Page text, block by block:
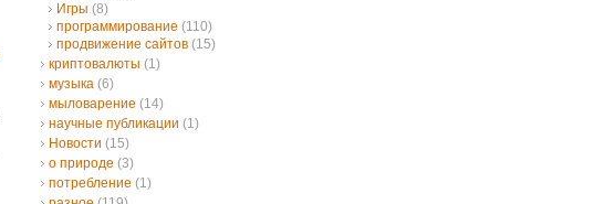
Игры (8)
программирование (110)
продвижение сайтов (15)
криптовалюты (1)
музыка (6)
мыловарение (14)
научные публикации (1)
Новости (15)
о природе (3)
потребление (1)